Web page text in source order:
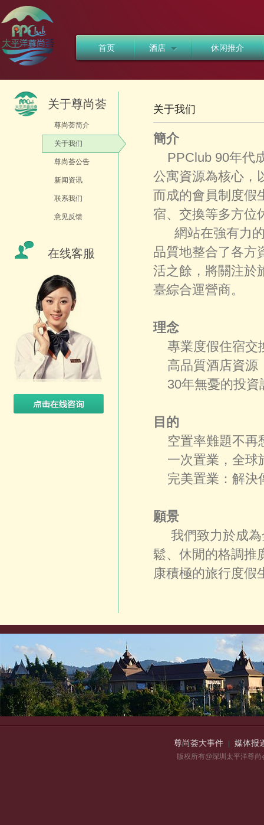
首页 酒店 休闲推介
关于尊尚荟
尊尚荟简介
关于我们
尊尚荟公告
新闻资讯
联系我们
意见反馈
在线客服
关于我们
簡介
PPClub 90年代
公寓資源為核心，
而成的會員制度假
宿、交換等多方位
網站在強有力的
品質地整合了各方
活之餘，將關注於
臺綜合運營商。
理念
專業度假住宿交
高品質酒店資源
30年無憂的投資
目的
空置率難題不再
一次置業，全球
完美置業：解決
願景
我們致力於成為
鬆、休閒的格調推
康積極的旅行度假
尊尚荟大事件 媒体报
版权所有@深圳太平洋尊